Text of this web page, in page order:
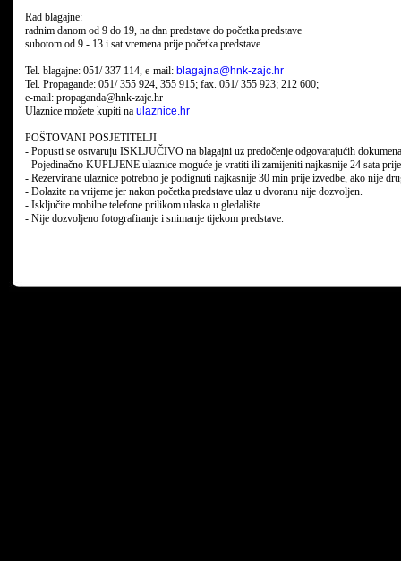
Rad blagajne:
radnim danom od 9 do 19, na dan predstave do početka predstave
subotom od 9 - 13 i sat vremena prije početka predstave
Tel. blagajne: 051/ 337 114, e-mail: blagajna@hnk-zajc.hr
Tel. Propagande: 051/ 355 924, 355 915; fax. 051/ 355 923; 212 600;
e-mail: propaganda@hnk-zajc.hr
Ulaznice možete kupiti na ulaznice.hr
POŠTOVANI POSJETITELJI
- Popusti se ostvaruju ISKLJUČIVO na blagajni uz predočenje odgovarajućih
- Pojedinačno KUPLJENE ulaznice moguće je vratiti ili zamijeniti najkasnije 24 sata
- Rezervirane ulaznice potrebno je podignuti najkasnije 30 min prije izvedbe, ako nije
- Dolazite na vrijeme jer nakon početka predstave ulaz u dvoranu nije dozvoljen.
- Isključite mobilne telefone prilikom ulaska u gledalište.
- Nije dozvoljeno fotografiranje i snimanje tijekom predstave.